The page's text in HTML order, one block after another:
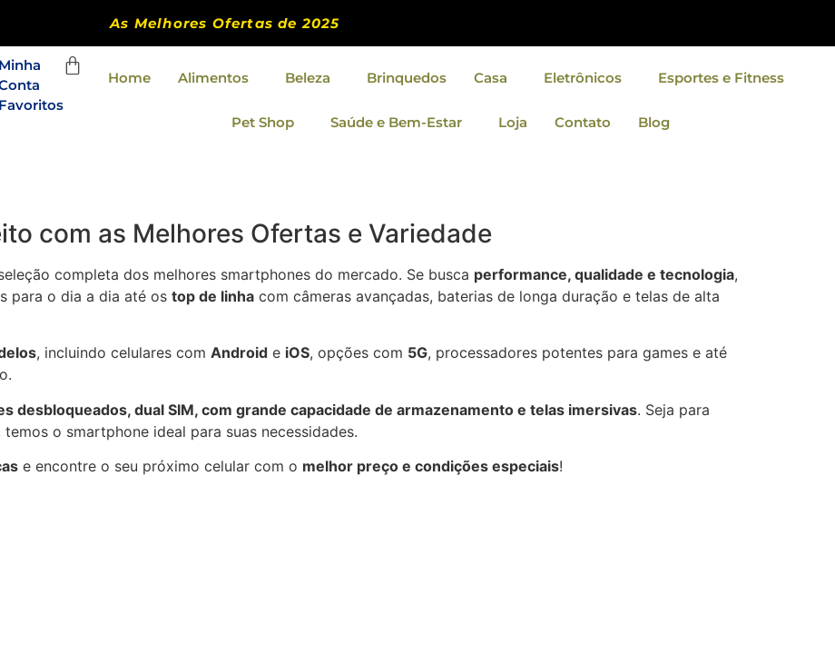
As Melhores Ofertas de 2025
Minha
Favoritos
Home Alimentos Beleza Brinquedos Casa Eletrônicos Esportes e Fitness
Pet Shop Saúde e Bem-Estar Loja Contato Blog
com as Melhores Ofertas e Variedade
completa dos melhores smartphones do mercado. Se busca performance, qualidade e tecnologia,
para o dia a dia até os top de linha com câmeras avançadas, baterias de longa duração e telas de alta
, incluindo celulares com Android e iOS, opções com 5G, processadores potentes para games e até
desbloqueados, dual SIM, com grande capacidade de armazenamento e telas imersivas. Seja para
o smartphone ideal para suas necessidades.
e encontre o seu próximo celular com o melhor preço e condições especiais!